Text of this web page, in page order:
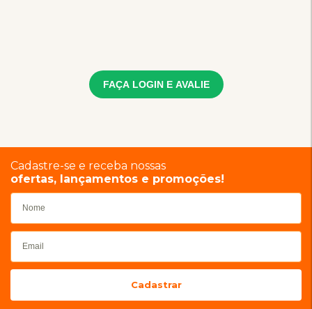
FAÇA LOGIN E AVALIE
Cadastre-se e receba nossas
ofertas, lançamentos e promoções!